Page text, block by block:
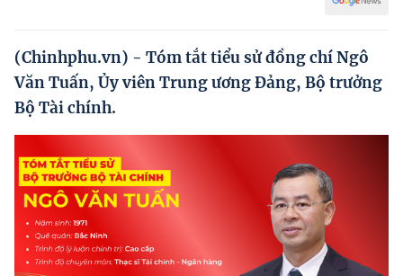
Phát triển kinh tế tư nhân và doanh nghiệp dân tộc
Ocop và chuỗi giá trị Nông sản
Doanh nghiệp dân tộc
Khác
Video
(Chinhphu.vn) - Tóm tắt tiểu sử đồng chí Ngô
Văn Tuấn, Ủy viên Trung ương Đảng, Bộ trưởng
Bộ Tài chính.